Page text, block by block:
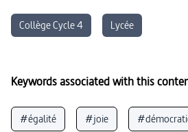
Collège Cycle 4 Lycée
Keywords associated with this
#égalité #joie